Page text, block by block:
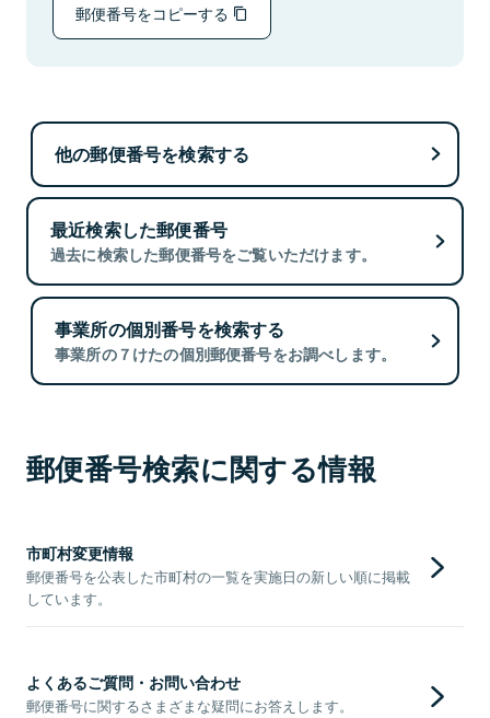
郵便番号をコピーする
他の郵便番号を検索する
最近検索した郵便番号
過去に検索した郵便番号をご覧いただけます。
事業所の個別番号を検索する
事業所の７けたの個別郵便番号をお調べします。
郵便番号検索に関する情報
市町村変更情報
郵便番号を公表した市町村の一覧を実施日の新しい順に掲載
しています。
よくあるご質問・お問い合わせ
郵便番号に関するさまざまな疑問にお答えします。